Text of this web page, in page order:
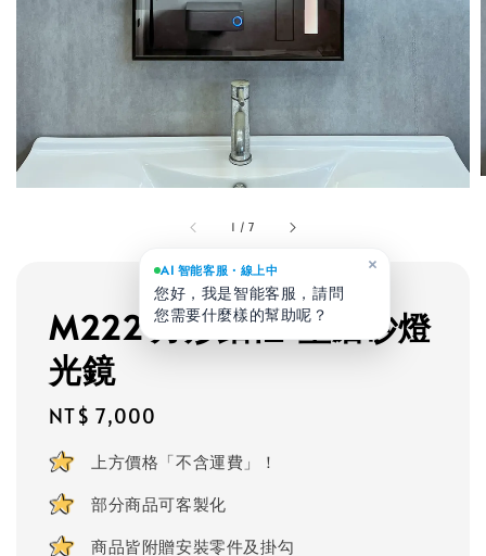
1 /7
M222 方形鋁框L型磨砂燈
光鏡
Regular
price
NT$ 7,000
上方價格「不含運費」！
部分商品可客製化
商品皆附贈安裝零件及掛勾
AI 智能客服・線上中
您好，我是智能客服，請問
您需要什麼樣的幫助呢？
×